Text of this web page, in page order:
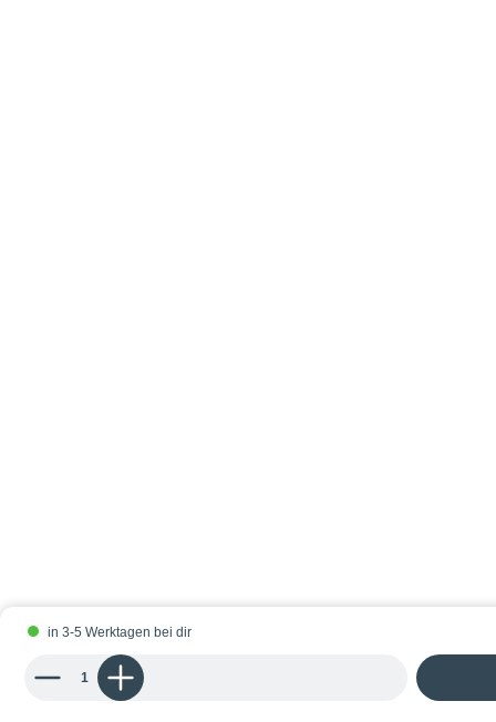
Produkt Anzahl: Gib den gewünschten Wert ein oder benutze die
in 3-5 Werktagen bei dir